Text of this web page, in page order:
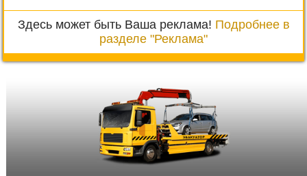
Здесь может быть Ваша реклама! Подробнее в
разделе "Реклама"